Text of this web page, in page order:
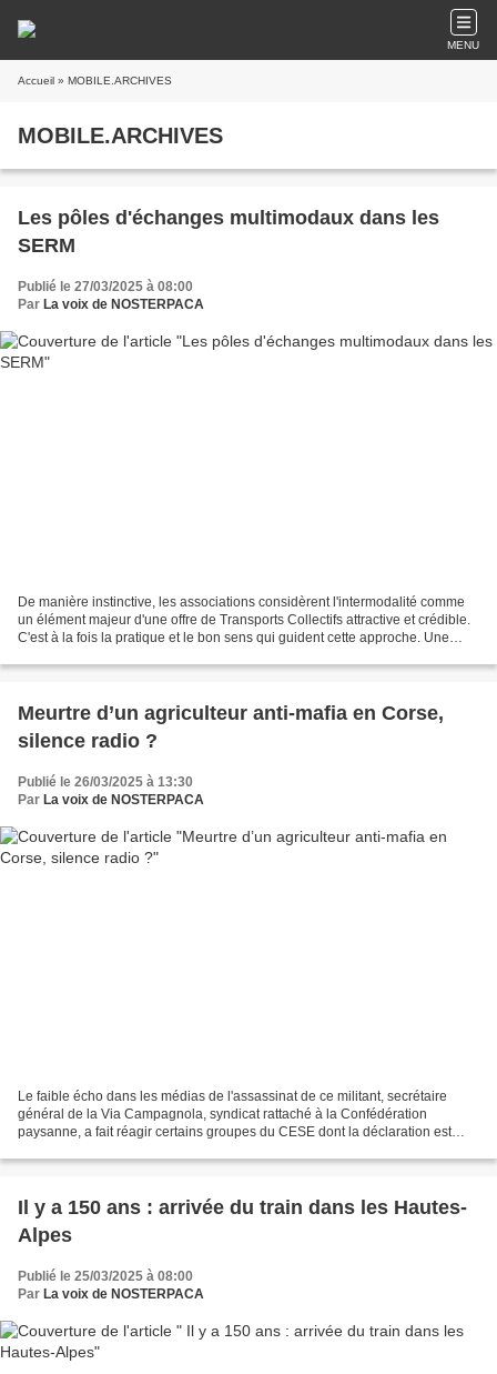
MENU
Accueil » MOBILE.ARCHIVES
MOBILE.ARCHIVES
Les pôles d'échanges multimodaux dans les
SERM
Publié le 27/03/2025 à 08:00
Par La voix de NOSTERPACA
De manière instinctive, les associations considèrent l'intermodalité comme
un élément majeur d'une offre de Transports Collectifs attractive et crédible.
C'est à la fois la pratique et le bon sens qui guident cette approche. Une
Meurtre d’un agriculteur anti-mafia en Corse,
silence radio ?
Publié le 26/03/2025 à 13:30
Par La voix de NOSTERPACA
Le faible écho dans les médias de l'assassinat de ce militant, secrétaire
général de la Via Campagnola, syndicat rattaché à la Confédération
paysanne, a fait réagir certains groupes du CESE dont la déclaration est
Il y a 150 ans : arrivée du train dans les Hautes-
Alpes
Publié le 25/03/2025 à 08:00
Par La voix de NOSTERPACA